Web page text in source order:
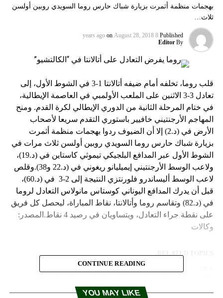
بهجمات منظمة أثمرت بزيارة شباك حارس روما السويدي روبين أولسن
ثلاث…
Published
8 years ago
on August 28, 2018
By
Editor
قلب روما، تخلفه أمام ضيفه أتالانتا 1-3 في الشوط الأول، إلى
تعادل 3-3 الاثنين على الملعب الأولمبي في العاصمة الإيطالية،
في ختام المرحلة الثانية من الدوري الإيطالي لكرة القدم. ومنح
المهاجم الأرجنتيني خافيير باستوري التقدم سريعا لأصحاب
الأرض في (د.2) إلا أن الضيوف ردوا بهجمات منظمة أثمرت
بزيارة شباك حارس روما السويدي روبين أولسن ثلاث مرات في
الشوط الأول عبر المدافع البلجيكي تيموثي كاستاين في (د.19)،
ولاعب الوسط الأرجنتيني إيميليانو ريغوني في (د.22 و38).وقلص
لاعب الوسط أليساندرو فلورنتزي النتيجة إلى 2-3 في (د.60)،
قبل أن يدرك المدافع اليوناني كوستاس مانولاس التعادل لروما
في (د.82) وتقاسم روما وأتالانتا، نقاط المباراة، ليحصل كل فريق
على نقطة جراء التعادل، ويتساويان في رصيد 4 نقاط.المصدر:
وكالات
DON'T MISS
CONTINUE READING
YOU MAY LIKE